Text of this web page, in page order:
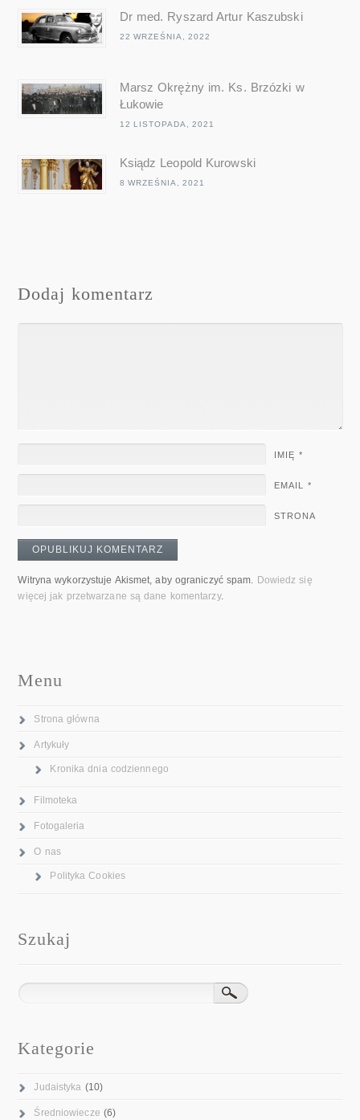
Dr med. Ryszard Artur Kaszubski
22 WRZEŚNIA, 2022
Marsz Okrężny im. Ks. Brzózki w
Łukowie
12 LISTOPADA, 2021
Ksiądz Leopold Kurowski
8 WRZEŚNIA, 2021
Dodaj komentarz
IMIĘ*
EMAIL*
STRONA
Witryna wykorzystuje Akismet, aby ograniczyć spam. Dowiedz się
więcej jak przetwarzane są dane komentarzy.
Menu
Strona główna
Artykuły
Kronika dnia codziennego
Filmoteka
Fotogaleria
O nas
Polityka Cookies
Szukaj
Kategorie
Judaistyka (10)
Średniowiecze (6)